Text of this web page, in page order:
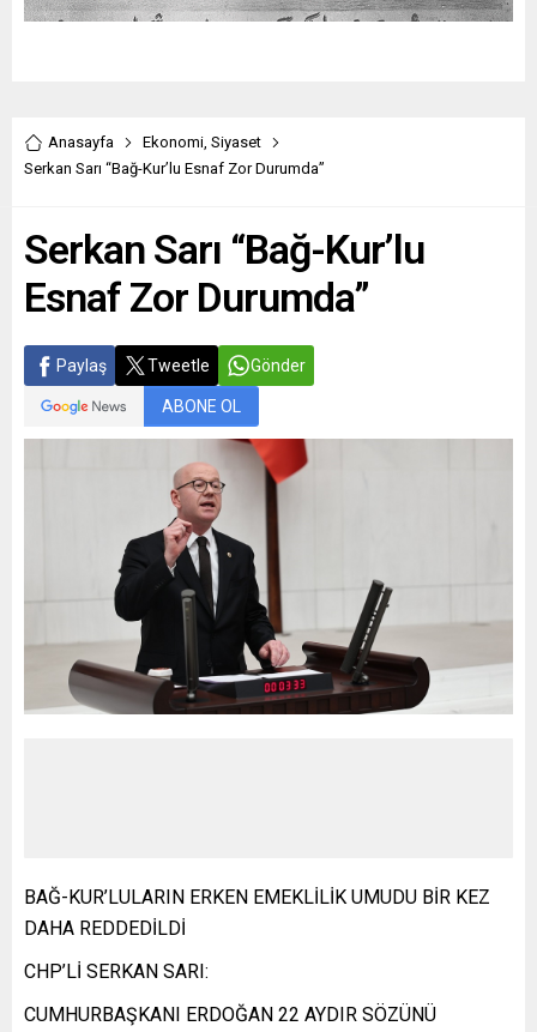
Anasayfa Ekonomi, Siyaset
Serkan Sarı “Bağ-Kur’lu Esnaf Zor Durumda”
Serkan Sarı “Bağ-Kur’lu
Esnaf Zor Durumda”
Paylaş Tweetle Gönder
ABONE OL
BAĞ-KUR’LULARIN ERKEN EMEKLİLİK UMUDU BİR KEZ
DAHA REDDEDİLDİ
CHP’Lİ SERKAN SARI:
CUMHURBAŞKANI ERDOĞAN 22 AYDIR SÖZÜNÜ